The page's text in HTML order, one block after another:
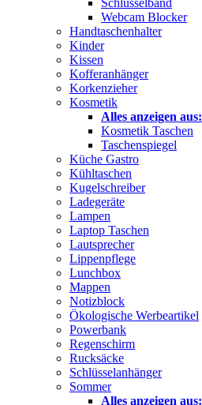
Schlüsselband
Webcam Blocker
Handtaschenhalter
Kinder
Kissen
Kofferanhänger
Korkenzieher
Kosmetik
Alles anzeigen aus:
Kosmetik Taschen
Taschenspiegel
Küche Gastro
Kühltaschen
Kugelschreiber
Ladegeräte
Lampen
Laptop Taschen
Lautsprecher
Lippenpflege
Lunchbox
Mappen
Notizblock
Ökologische Werbeartikel
Powerbank
Regenschirm
Rucksäcke
Schlüsselanhänger
Sommer
Alles anzeigen aus: